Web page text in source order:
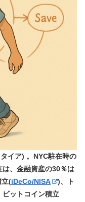
イア) 。NYC駐在時の
、金融資産の30％は
立(iDeCo/NISA
)、ト
ビットコイン積立